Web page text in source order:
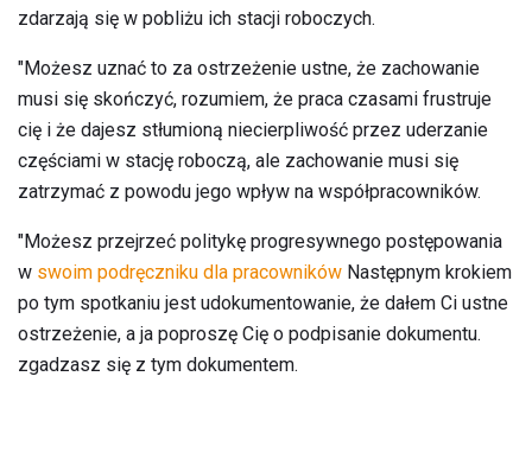
zdarzają się w pobliżu ich stacji roboczych.
"Możesz uznać to za ostrzeżenie ustne, że zachowanie
musi się skończyć, rozumiem, że praca czasami frustruje
cię i że dajesz stłumioną niecierpliwość przez uderzanie
częściami w stację roboczą, ale zachowanie musi się
zatrzymać z powodu jego wpływ na współpracowników.
"Możesz przejrzeć politykę progresywnego postępowania
w swoim podręczniku dla pracowników Następnym krokiem
po tym spotkaniu jest udokumentowanie, że dałem Ci ustne
ostrzeżenie, a ja poproszę Cię o podpisanie dokumentu.
zgadzasz się z tym dokumentem.